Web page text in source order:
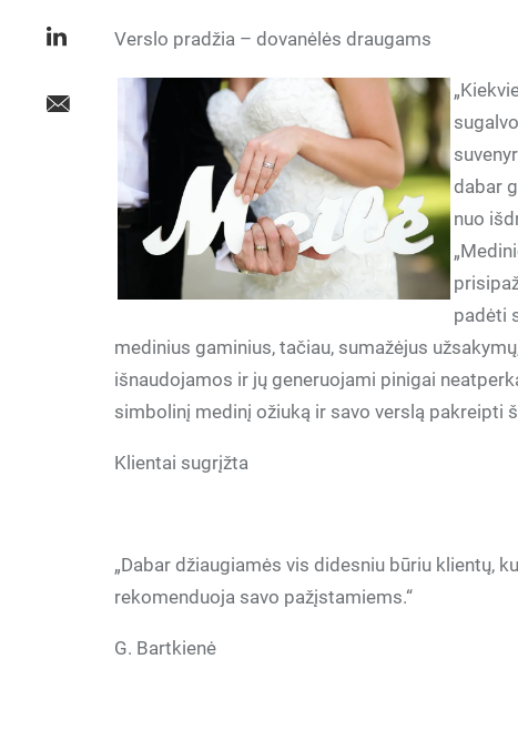
Verslo pradžia – dovanėlės draugams
dabar
nuo
padėti
medinius gaminius, tačiau, sumažėjus
išnaudojamos ir jų generuojami pinigai
simbolinį medinį ožiuką ir savo verslą pakreipti
Klientai sugrįžta
„Dabar džiaugiamės vis didesniu būriu klientų,
rekomenduoja savo pažįstamiems.“
G. Bartkienė